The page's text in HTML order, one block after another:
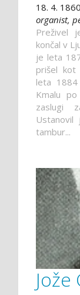
18. 4.
organist,
Preživel
končal v
je leta
prišel kot
leta
Kmalu
zaslugi
tambur...
Jože